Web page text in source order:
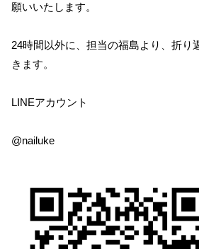
願いいたします。
24時間以外に、担当の福島より、折り
きます。
LINEアカウント
@nailuke